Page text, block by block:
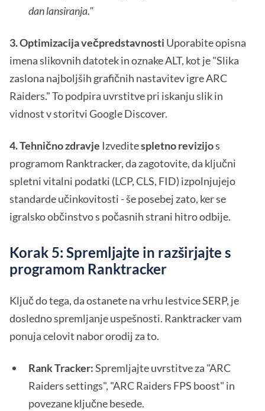
dan lansiranja."
3. Optimizacija večpredstavnosti Uporabite opisna
imena slikovnih datotek in oznake ALT, kot je "Slika
zaslona najboljših grafičnih nastavitev igre ARC
Raiders." To podpira uvrstitve pri iskanju slik in
vidnost v storitvi Google Discover.
4. Tehnično zdravje Izveditespletno revizijos
programom Ranktracker, da zagotovite, da ključni
spletni vitalni podatki (LCP, CLS, FID) izpolnjujejo
standarde učinkovitosti - še posebej zato, ker se
igralsko občinstvo s počasnih strani hitro odbije.
Korak 5: Spremljajte in razširjajte s
programom Ranktracker
Ključ do tega, da ostanete na vrhu lestvice SERP, je
dosledno spremljanje uspešnosti. Ranktracker vam
ponuja celovit nabor orodij za to.
Rank Tracker:Spremljajte uvrstitve za "ARC
Raiders settings", "ARC Raiders FPS boost" in
povezane ključne besede.